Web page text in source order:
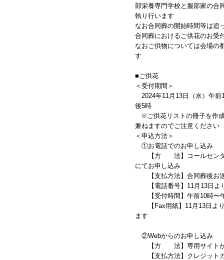
部栄養専門学校と服部家の合
執り行います
なお合同葬の開始時間等は追
合同葬におけるご供花のお受
なおご供物については会場の
す
■ご供花
＜受付期間＞
2024年11月13日（水）午
後5時
※ご供花リストの冊子を作
兼ねますのでご注意ください
＜申込方法＞
①お電話でのお申し込み
【方 法】コールセンタ
にてお申し込み
【支払方法】合同葬後お
【電話番号】11月13日よ
【受付時間】午前10時〜
【Fax用紙】11月13日より
ます
②Webからのお申し込み
【方 法】専用サイトか
【支払方法】クレジット